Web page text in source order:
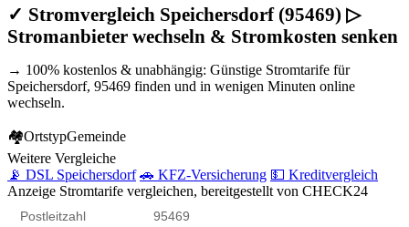
✓ Stromvergleich Speichersdorf (95469) ▷
Stromanbieter wechseln & Stromkosten senken
→ 100% kostenlos & unabhängig: Günstige Stromtarife für
Speichersdorf, 95469 finden und in wenigen Minuten online
wechseln.
🏘OrtstypGemeinde
Weitere Vergleiche
📡 DSL Speichersdorf 🚗 KFZ-Versicherung 💵 Kreditvergleich
Anzeige Stromtarife vergleichen, bereitgestellt von CHECK24